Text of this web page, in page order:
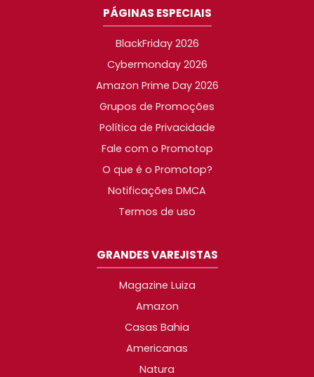
PÁGINAS ESPECIAIS
BlackFriday 2026
Cybermonday 2026
Amazon Prime Day 2026
Grupos de Promoções
Política de Privacidade
Fale com o Promotop
O que é o Promotop?
Notificações DMCA
Termos de uso
GRANDES VAREJISTAS
Magazine Luiza
Amazon
Casas Bahia
Americanas
Natura